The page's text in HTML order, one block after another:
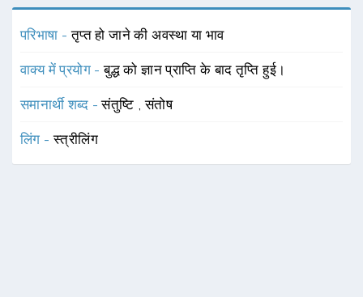
परिभाषा -तृप्त हो जाने की अवस्था या भाव
वाक्य में प्रयोग -बुद्ध को ज्ञान प्राप्ति के बाद तृप्ति हुई।
समानार्थी शब्द -संतुष्टि ,संतोष
लिंग -स्त्रीलिंग